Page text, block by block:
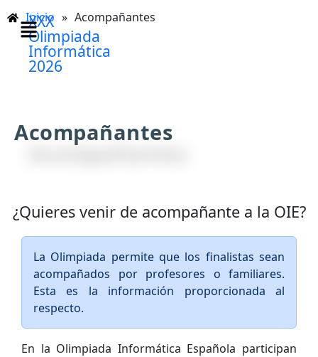
XXX
Olimpiada
Informática
2026
Inicio » Acompañantes
Acompañantes
¿Quieres venir de acompañante a la OIE?
La Olimpiada permite que los finalistas sean
acompañados por profesores o familiares.
Esta es la información proporcionada al
respecto.
En la Olimpiada Informática Española participan